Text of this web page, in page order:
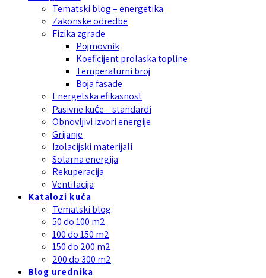
Tematski blog – energetika
Zakonske odredbe
Fizika zgrade
Pojmovnik
Koeficijent prolaska topline
Temperaturni broj
Boja fasade
Energetska efikasnost
Pasivne kuće – standardi
Obnovljivi izvori energije
Grijanje
Izolacijski materijali
Solarna energija
Rekuperacija
Ventilacija
Katalozi kuća
Tematski blog
50 do 100 m2
100 do 150 m2
150 do 200 m2
200 do 300 m2
Blog urednika